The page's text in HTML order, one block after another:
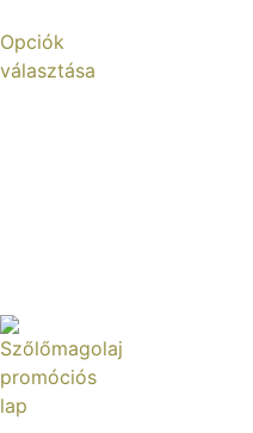
Opciók
választása